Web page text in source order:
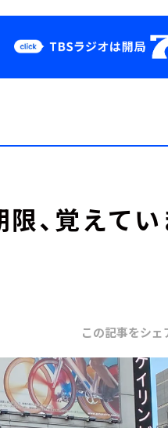
会社
、覚えてい
この記事をシェ